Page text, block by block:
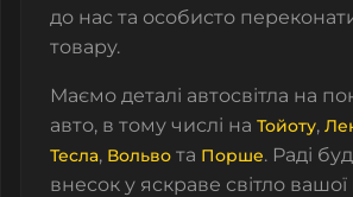
до нас та особисто
товару.
Маємо деталі автосвітла на
авто, в тому числі на Тойоту,
Тесла, Вольво та Порше. Раді
внесок у яскраве світло